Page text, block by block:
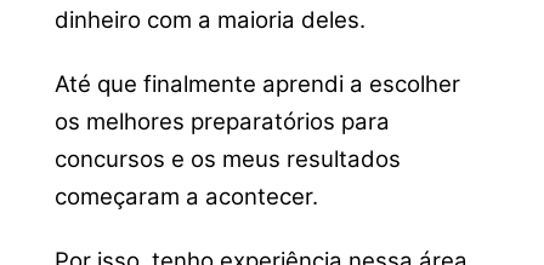
dinheiro com a maioria deles.
Até que finalmente aprendi a escolher
os melhores preparatórios para
concursos e os meus resultados
começaram a acontecer.